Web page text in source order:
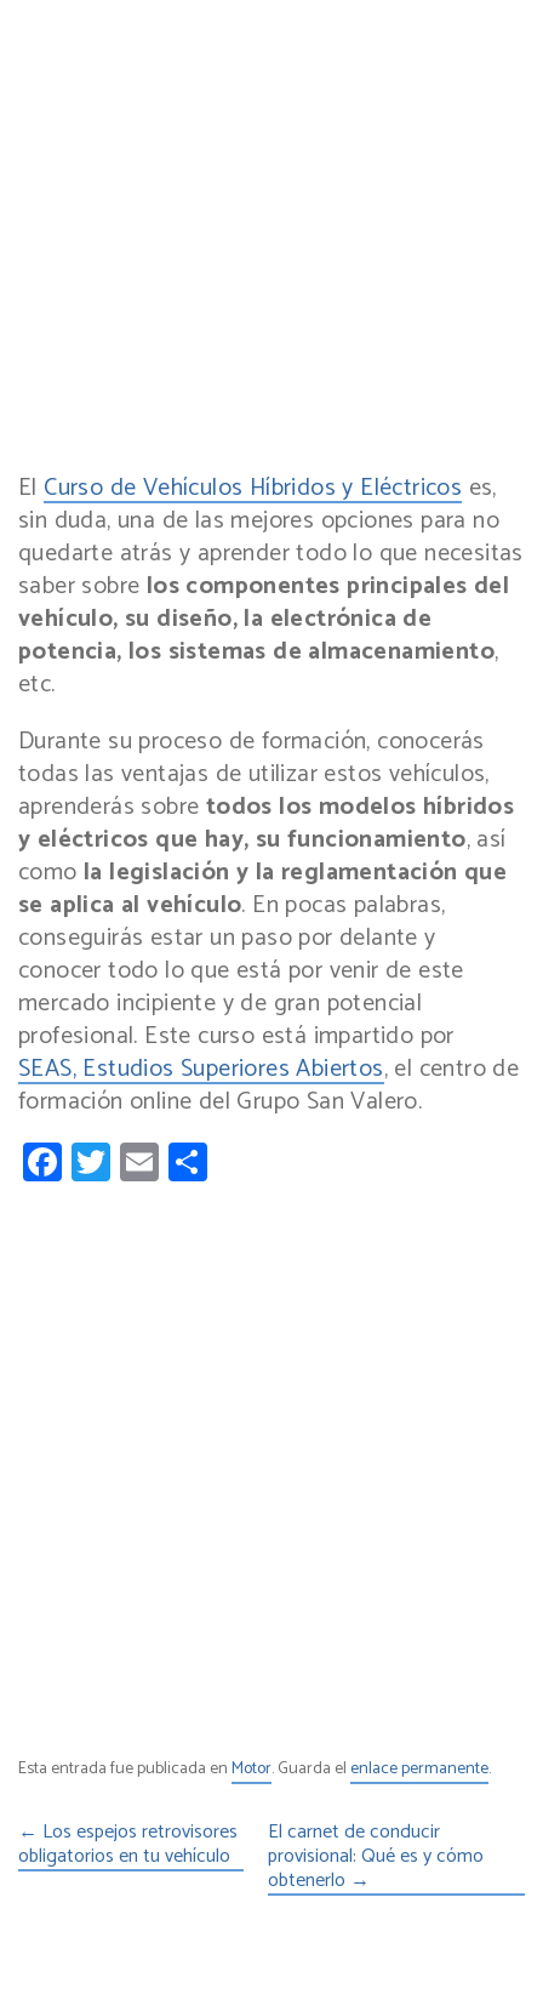
El Curso de Vehículos Híbridos y Eléctricos es,
sin duda, una de las mejores opciones para no
quedarte atrás y aprender todo lo que necesitas
saber sobre los componentes principales del
vehículo, su diseño, la electrónica de
potencia, los sistemas de almacenamiento,
etc.
Durante su proceso de formación, conocerás
todas las ventajas de utilizar estos vehículos,
aprenderás sobretodos los modelos híbridos
y eléctricos que hay, su funcionamiento, así
como la legislación y la reglamentación que
se aplica al vehículo. En pocas palabras,
conseguirás estar un paso por delante y
conocer todo lo que está por venir de este
mercado incipiente y de gran potencial
profesional. Este curso está impartido por
SEAS, Estudios Superiores Abiertos, el centro de
formación online del Grupo San Valero.
Facebook
Twitter
Email
Esta entrada fue publicada enMotor. Guarda elenlace permanente.
← Los espejos retrovisores
obligatorios en tu vehículo
El carnet de conducir
provisional: Qué es y cómo
obtenerlo →